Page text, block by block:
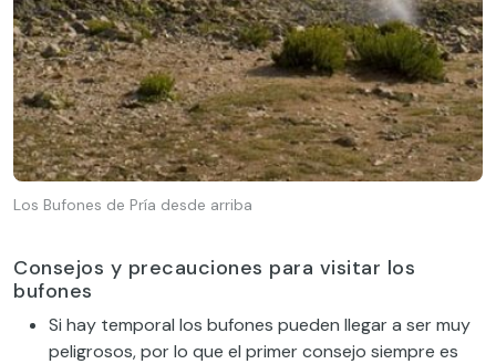
Los Bufones de Pría desde arriba
Consejos y precauciones para visitar los
bufones
Si hay temporal los bufones pueden llegar a ser muy
peligrosos, por lo que el primer consejo siempre es